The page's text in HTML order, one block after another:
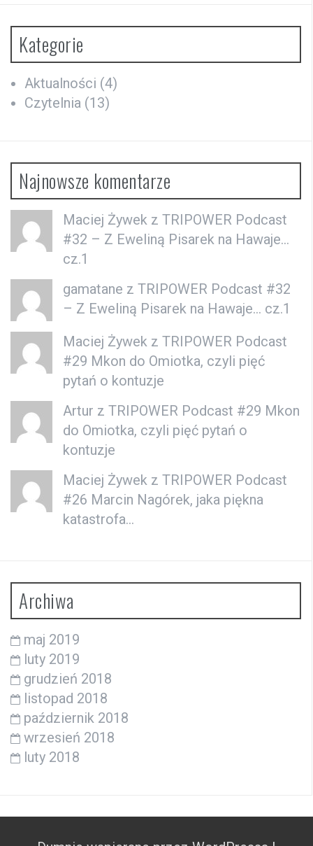
Kategorie
Aktualności (4)
Czytelnia (13)
Najnowsze komentarze
Maciej Żywek z TRIPOWER Podcast
#32 – Z Eweliną Pisarek na Hawaje…
cz.1
gamatane z TRIPOWER Podcast #32
– Z Eweliną Pisarek na Hawaje… cz.1
Maciej Żywek z TRIPOWER Podcast
#29 Mkon do Omiotka, czyli pięć
pytań o kontuzje
Artur z TRIPOWER Podcast #29 Mkon
do Omiotka, czyli pięć pytań o
kontuzje
Maciej Żywek z TRIPOWER Podcast
#26 Marcin Nagórek, jaka piękna
katastrofa…
Archiwa
maj 2019
luty 2019
grudzień 2018
listopad 2018
październik 2018
wrzesień 2018
luty 2018